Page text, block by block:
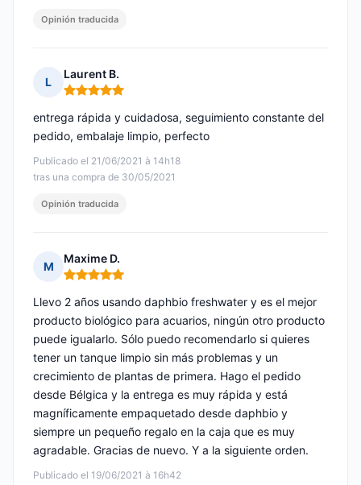
Opinión traducida
L
Laurent B.
Nota: 5 de 5
Publicado el 21/06/2021 à 14h18
tras una compra de 30/05/2021
entrega rápida y cuidadosa, seguimiento constante del
pedido, embalaje limpio, perfecto
Opinión traducida
M
Maxime D.
Nota: 5 de 5
Publicado el 19/06/2021 à 16h42
Llevo 2 años usando daphbio freshwater y es el mejor
producto biológico para acuarios, ningún otro producto
puede igualarlo. Sólo puedo recomendarlo si quieres
tener un tanque limpio sin más problemas y un
crecimiento de plantas de primera. Hago el pedido
desde Bélgica y la entrega es muy rápida y está
magníficamente empaquetado desde daphbio y
siempre un pequeño regalo en la caja que es muy
agradable. Gracias de nuevo. Y a la siguiente orden.